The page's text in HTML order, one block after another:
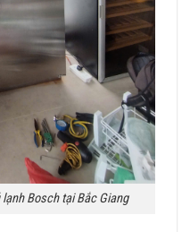
Bosch tại Bắc Giang